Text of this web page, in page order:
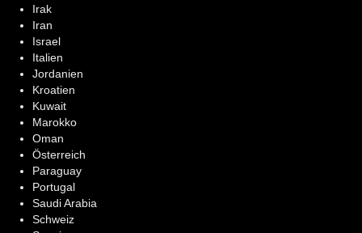
Irak
Iran
Israel
Italien
Jordanien
Kroatien
Kuwait
Marokko
Oman
Österreich
Paraguay
Portugal
Saudi Arabia
Schweiz